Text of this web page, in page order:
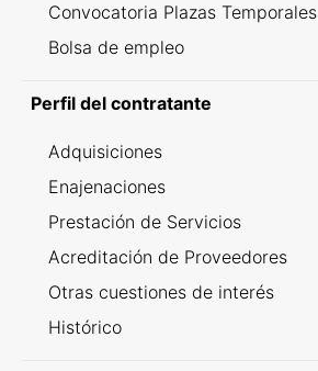
Convocatoria Plazas Temporales
Bolsa de empleo
Perfil del contratante
Adquisiciones
Enajenaciones
Prestación de Servicios
Acreditación de Proveedores
Otras cuestiones de interés
Histórico